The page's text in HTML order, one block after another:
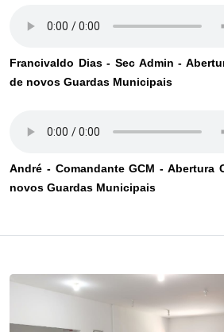
Francivaldo Dias - Sec Admin -
de novos Guardas Municipais
André - Comandante GCM - Abertura
novos Guardas Municipais